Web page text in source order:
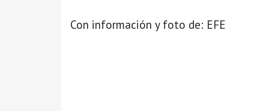
Con información y foto de: EFE